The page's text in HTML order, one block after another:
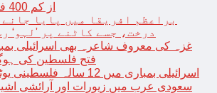
از کم 400 فلسطینی شہید
براعظم افریقا میں پایا جانے
درخت، جسے کاٹنے پر ’لہو‘
غزہ کی معروف شاعرہ بھی اسرائیلی
فتح فلسطین کی
اسرائیلی بمباری میں 12 سالہ فلسطینی یوٹیوبر بھی شہید
سعودی عرب میں زیورات اور آرائشی اشیا